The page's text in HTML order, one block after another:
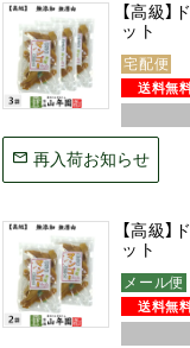
【高級
ット
宅配便
再入荷お知らせ
【高級
ット
メール便